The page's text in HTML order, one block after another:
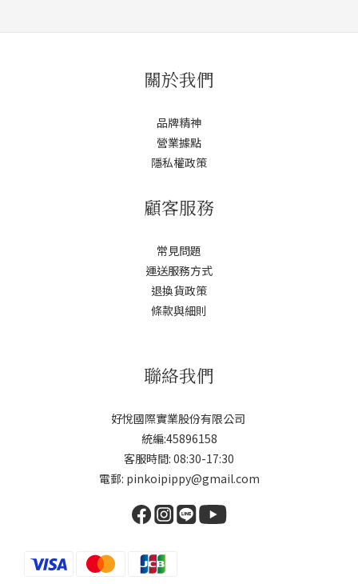
關於我們
品牌精神
營業據點
隱私權政策
顧客服務
常見問題
運送服務方式
退換貨政策
條款與細則
聯絡我們
好悅國際實業股份有限公司
統編:45896158
客服時間: 08:30-17:30
電郵: pinkoipippy@gmail.com